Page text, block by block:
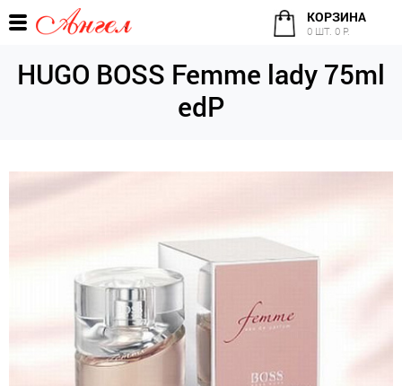
КОРЗИНА
0 ШТ. 0 Р.
HUGO BOSS Femme lady 75ml
edP